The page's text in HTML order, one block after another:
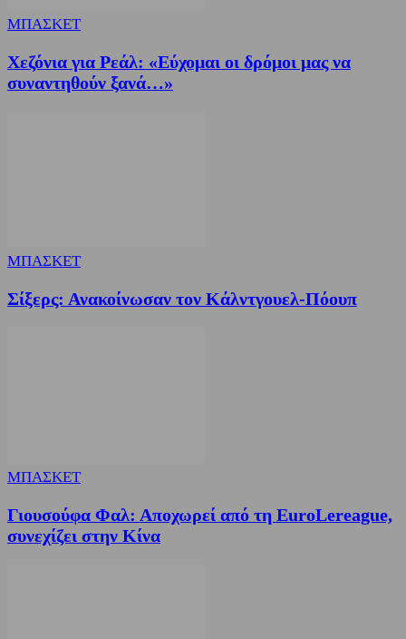
ΜΠΑΣΚΕΤ
Χεζόνια για Ρεάλ: «Εύχομαι οι δρόμοι μας να
συναντηθούν ξανά…»
ΜΠΑΣΚΕΤ
Σίξερς: Ανακοίνωσαν τον Κάλντγουελ-Πόουπ
ΜΠΑΣΚΕΤ
Γιουσούφα Φαλ: Αποχωρεί από τη EuroLereague,
συνεχίζει στην Κίνα